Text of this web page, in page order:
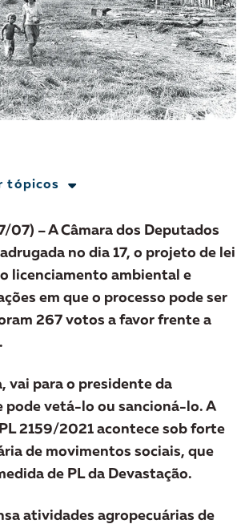
de Direitos
as histórias de quem defende
no Brasil. Para continuar,
precisa da sua doação!
APOIAR!
tópicos
07) – A Câmara dos Deputados
no dia 17, o projeto de lei
licenciamento ambiental e
em que o processo pode ser
267 votos a favor frente a
vai para o presidente da
pode vetá-lo ou sancioná-lo. A
2159/2021 acontece sob forte
de movimentos sociais, que
de PL da Devastação.
atividades agropecuárias de